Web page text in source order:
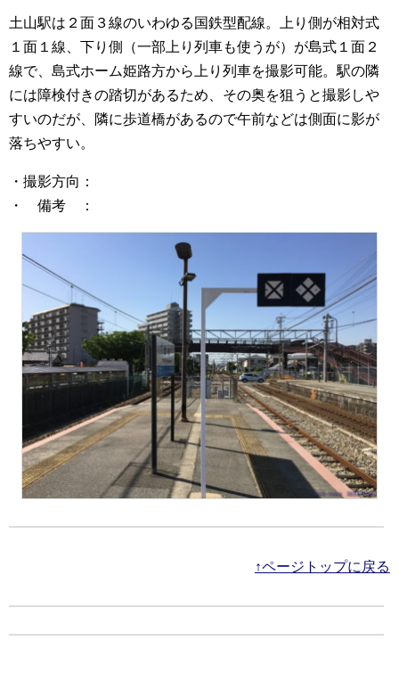
土山駅は２面３線のいわゆる国鉄型配線。上り側が相対式
１面１線、下り側（一部上り列車も使うが）が島式１面２
線で、島式ホーム姫路方から上り列車を撮影可能。駅の隣
には障検付きの踏切があるため、その奥を狙うと撮影しや
すいのだが、隣に歩道橋があるので午前などは側面に影が
落ちやすい。
・撮影方向：
・ 備考 ：
↑ページトップに戻る